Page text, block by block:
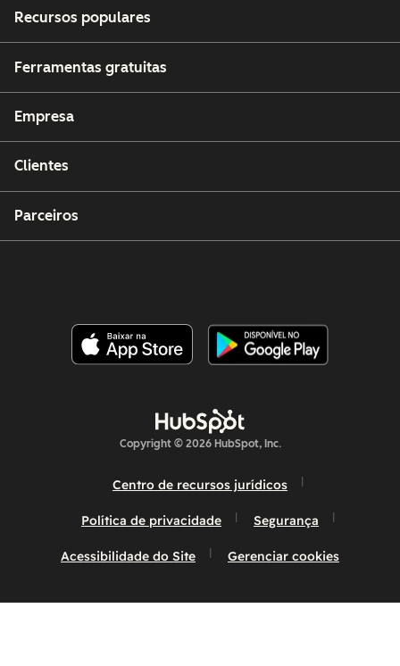
Recursos populares
Ferramentas gratuitas
Empresa
Clientes
Parceiros
Copyright © 2026 HubSpot, Inc.
Centro de recursos jurídicos
Política de privacidade Segurança
Acessibilidade do Site Gerenciar cookies